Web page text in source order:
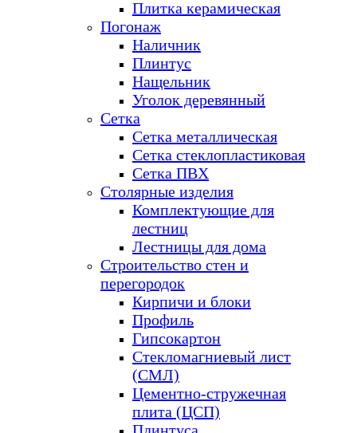
Плитка керамическая
Погонаж
Наличник
Плинтус
Нащельник
Уголок деревянный
Сетка
Сетка металлическая
Сетка стеклопластиковая
Сетка ПВХ
Столярные изделия
Комплектующие для
лестниц
Лестницы для дома
Строительство стен и
перегородок
Кирпичи и блоки
Профиль
Гипсокартон
Стекломагниевый лист
(СМЛ)
Цементно-стружечная
плита (ЦСП)